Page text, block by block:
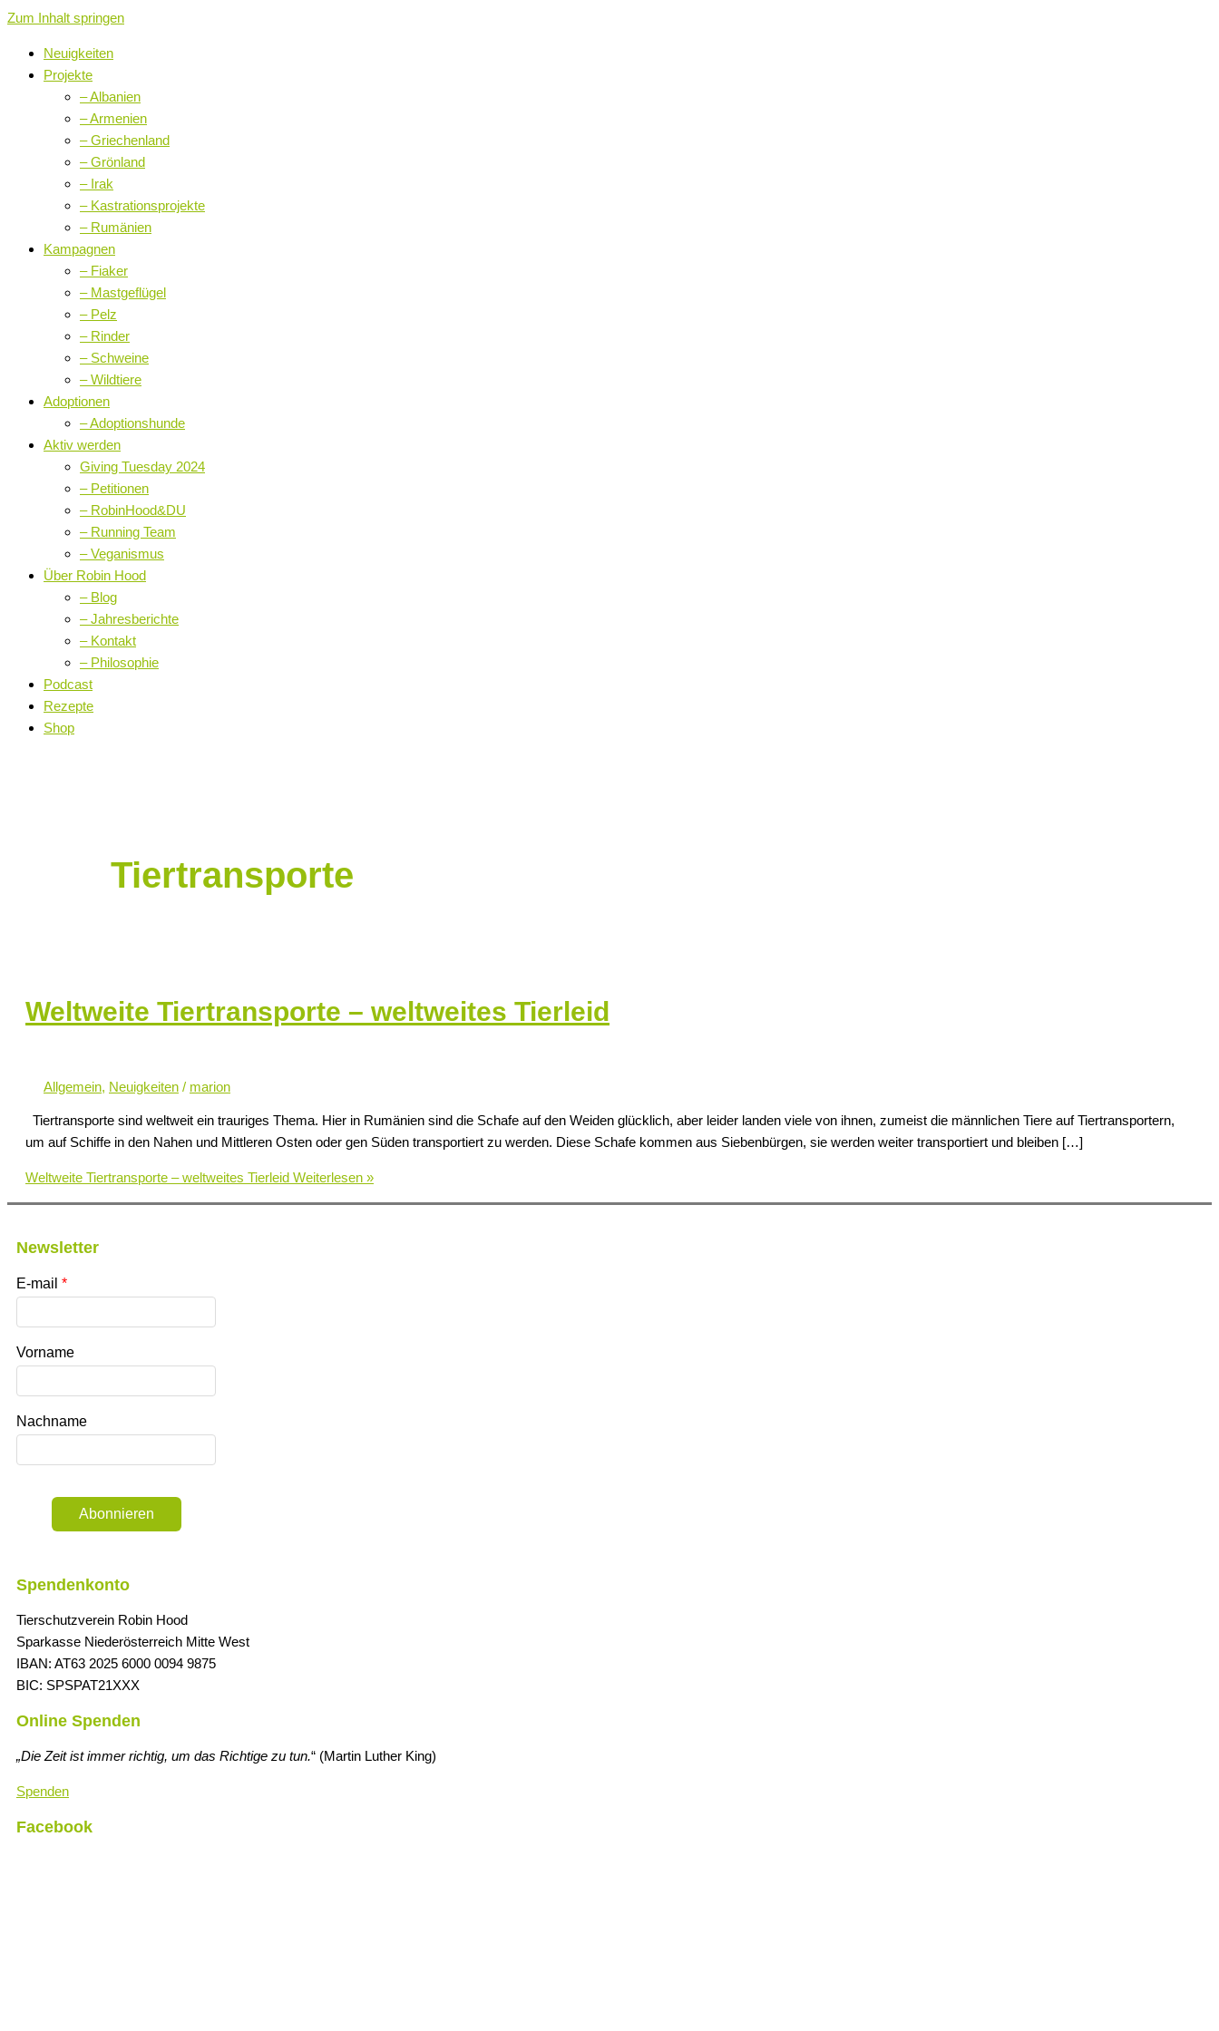
Zum Inhalt springen
Neuigkeiten
Projekte
– Albanien
– Armenien
– Griechenland
– Grönland
– Irak
– Kastrationsprojekte
– Rumänien
Kampagnen
– Fiaker
– Mastgeflügel
– Pelz
– Rinder
– Schweine
– Wildtiere
Adoptionen
– Adoptionshunde
Aktiv werden
Giving Tuesday 2024
– Petitionen
– RobinHood&DU
– Running Team
– Veganismus
Über Robin Hood
– Blog
– Jahresberichte
– Kontakt
– Philosophie
Podcast
Rezepte
Shop
Tiertransporte
Weltweite Tiertransporte – weltweites Tierleid
Allgemein, Neuigkeiten / marion
Tiertransporte sind weltweit ein trauriges Thema. Hier in Rumänien sind die Schafe auf den Weiden glücklich, aber leider landen viele von ihnen, zumeist die männlichen Tiere auf Tiertransportern,
um auf Schiffe in den Nahen und Mittleren Osten oder gen Süden transportiert zu werden. Diese Schafe kommen aus Siebenbürgen, sie werden weiter transportiert und bleiben […]
Weltweite Tiertransporte – weltweites Tierleid Weiterlesen »
Newsletter
E-mail
Vorname
Nachname
Abonnieren
Spendenkonto
Tierschutzverein Robin Hood
Sparkasse Niederösterreich Mitte West
IBAN: AT63 2025 6000 0094 9875
BIC: SPSPAT21XXX
Online Spenden
„Die Zeit ist immer richtig, um das Richtige zu tun.“ (Martin Luther King)
Spenden
Facebook